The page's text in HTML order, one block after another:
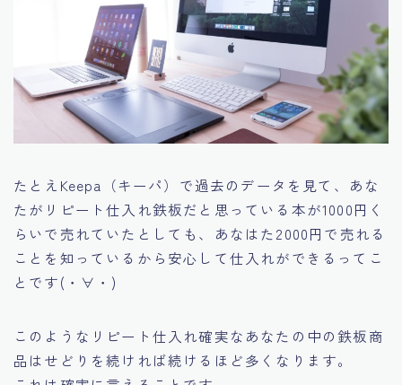
たとえKeepa（キーパ）で過去のデータを見て、あな
たがリピート仕入れ鉄板だと思っている本が1000円く
らいで売れていたとしても、あなはた2000円で売れる
ことを知っているから安心して仕入れができるってこ
とです(・∀・)
このようなリピート仕入れ確実なあなたの中の鉄板商
品はせどりを続ければ続けるほど多くなります。